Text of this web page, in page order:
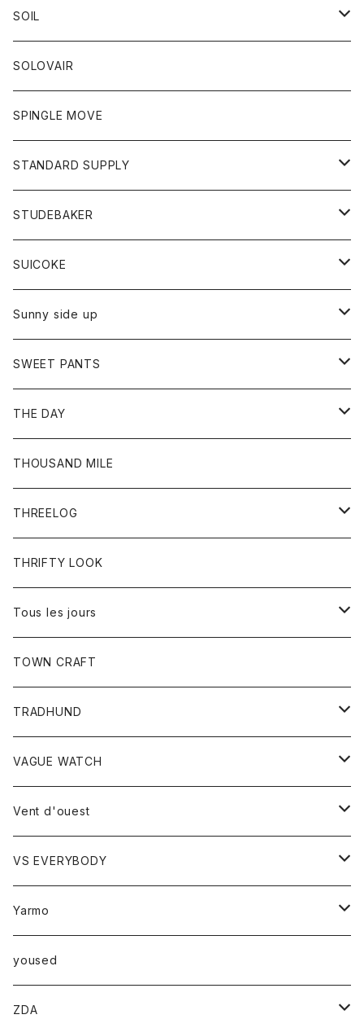
ワンピース
トップス
Tシャツ
トレーナー
ボトム
ショートパンツ
スカート
レディース
スカート
Tシャツ
アクセサリー
バック
カーディガン
コート
グッズ
ネクタイ
グローブ
アクセサリー
トップス
カットソー
カーディガン
ボトム
ショートパンツ
パンツ
レディース
カットソー
カーディガン
ワンピース
コート
ボトム
ジーンズ
チノパン
トップス
ポロシャツ
ベスト
靴
SOIL
靴
ワンピース
トップス
カットソー
ボトム
パンツ
オーバーオール
SOLOVAIR
SPINGLE MOVE
STANDARD SUPPLY
財布
バッグ
STUDEBAKER
アクセサリー
ブレスレット
リング
SUICOKE
ブーツ
サンダル
Sunny side up
アウター
Ｇジャン
ボトム
ジーンズ
SWEET PANTS
ボトム
ショートパンツ
THE DAY
トップス
Tシャツ
THOUSAND MILE
THREELOG
トップス
Tシャツ
THRIFTY LOOK
Tous les jours
トップス
レディース
カットソー
TOWN CRAFT
TRADHUND
セーター
ベスト
VAGUE WATCH
時計
Vent d'ouest
ボトム
スカート
トップス
ベスト
VS EVERYBODY
トップス
Ｔシャツ
Yarmo
アウター
コート
小物
yoused
ZDA